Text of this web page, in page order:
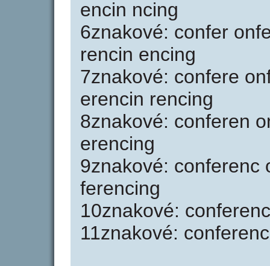
encin ncing
6znakové: confer
rencin encing
7znakové: confere
erencin rencing
8znakové: conferen
erencing
9znakové: conferenc
ferencing
10znakové:
11znakové: